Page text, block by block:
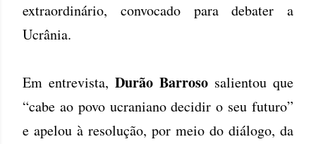
extraordinário, convocado para debater a
Ucrânia.
Em entrevista, Durão Barroso salientou que
“cabe ao povo ucraniano decidir o seu futuro”
e apelou à resolução, por meio do diálogo, da